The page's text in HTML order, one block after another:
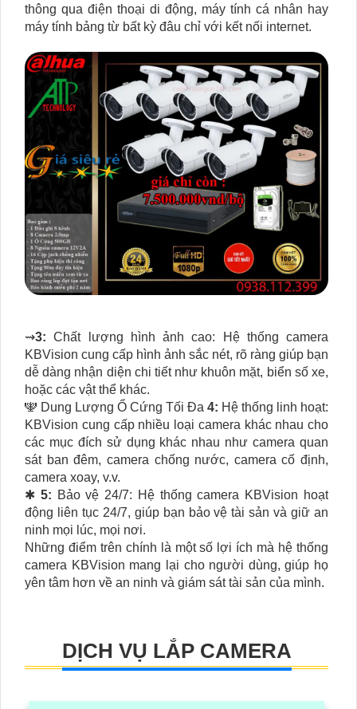
thông qua điện thoại di động, máy tính cá nhân hay
máy tính bảng từ bất kỳ đâu chỉ với kết nối internet.
⇝3: Chất lượng hình ảnh cao: Hệ thống camera
KBVision cung cấp hình ảnh sắc nét, rõ ràng giúp bạn
dễ dàng nhận diện chi tiết như khuôn mặt, biển số xe,
hoặc các vật thể khác.
🕎 Dung Lượng Ổ Cứng Tối Đa 4: Hệ thống linh hoạt:
KBVision cung cấp nhiều loại camera khác nhau cho
các mục đích sử dụng khác nhau như camera quan
sát ban đêm, camera chống nước, camera cố định,
camera xoay, v.v.
✱ 5: Bảo vệ 24/7: Hệ thống camera KBVision hoạt
động liên tục 24/7, giúp bạn bảo vệ tài sản và giữ an
ninh mọi lúc, mọi nơi.
Những điểm trên chính là một số lợi ích mà hệ thống
camera KBVision mang lại cho người dùng, giúp họ
yên tâm hơn về an ninh và giám sát tài sản của mình.
DỊCH VỤ LẮP CAMERA